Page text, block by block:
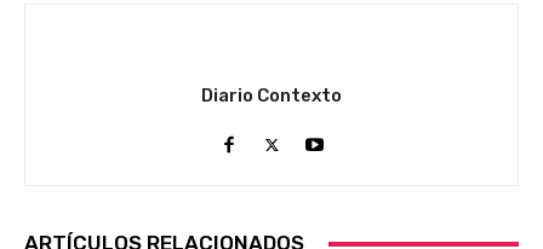
Diario Contexto
ARTÍCULOS RELACIONADOS